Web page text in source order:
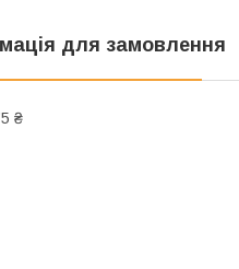
для замовлення
₴